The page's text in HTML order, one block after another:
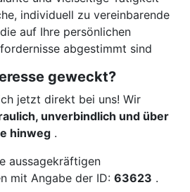
individuell zu vereinbarende
auf Ihre persönlichen
abgestimmt sind
geweckt?
jetzt direkt bei uns! Wir
unverbindlich und über
hinweg .
aussagekräftigen
mit Angabe der ID: 63623 .